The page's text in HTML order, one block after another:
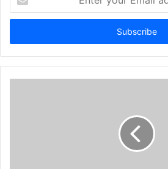
your
Email